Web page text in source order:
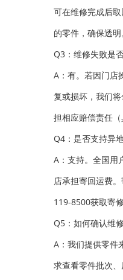
可在维修完成后
的零件，确保透明
Q3：维修失败是
A：有。若因门店
复或损坏，我们
担相应赔偿责任（
Q4：是否支持异
A：支持。全国用
店承担寄回运费
119-8500获取寄
Q5：如何确认维
A：我们提供零件
求查看零件批次